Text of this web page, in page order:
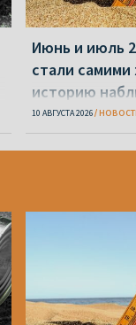
Июнь и июль
стали
историю
10 АВГУСТА 2026